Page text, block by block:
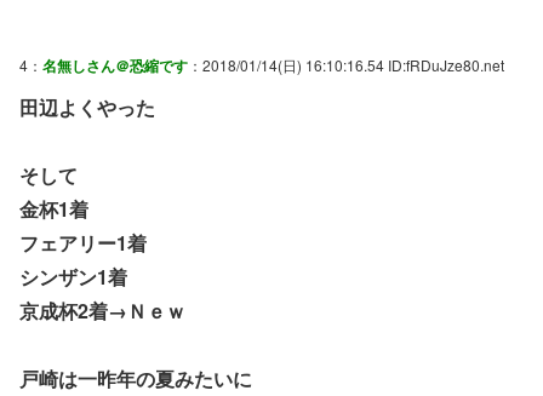
4： 名無しさん＠恐縮です ：2018/01/14(日) 16:10:16.54 ID:fRDuJze80.net
田辺よくやった
そして
金杯1着
フェアリー1着
シンザン1着
京成杯2着→Ｎｅｗ
戸崎は一昨年の夏みたいに